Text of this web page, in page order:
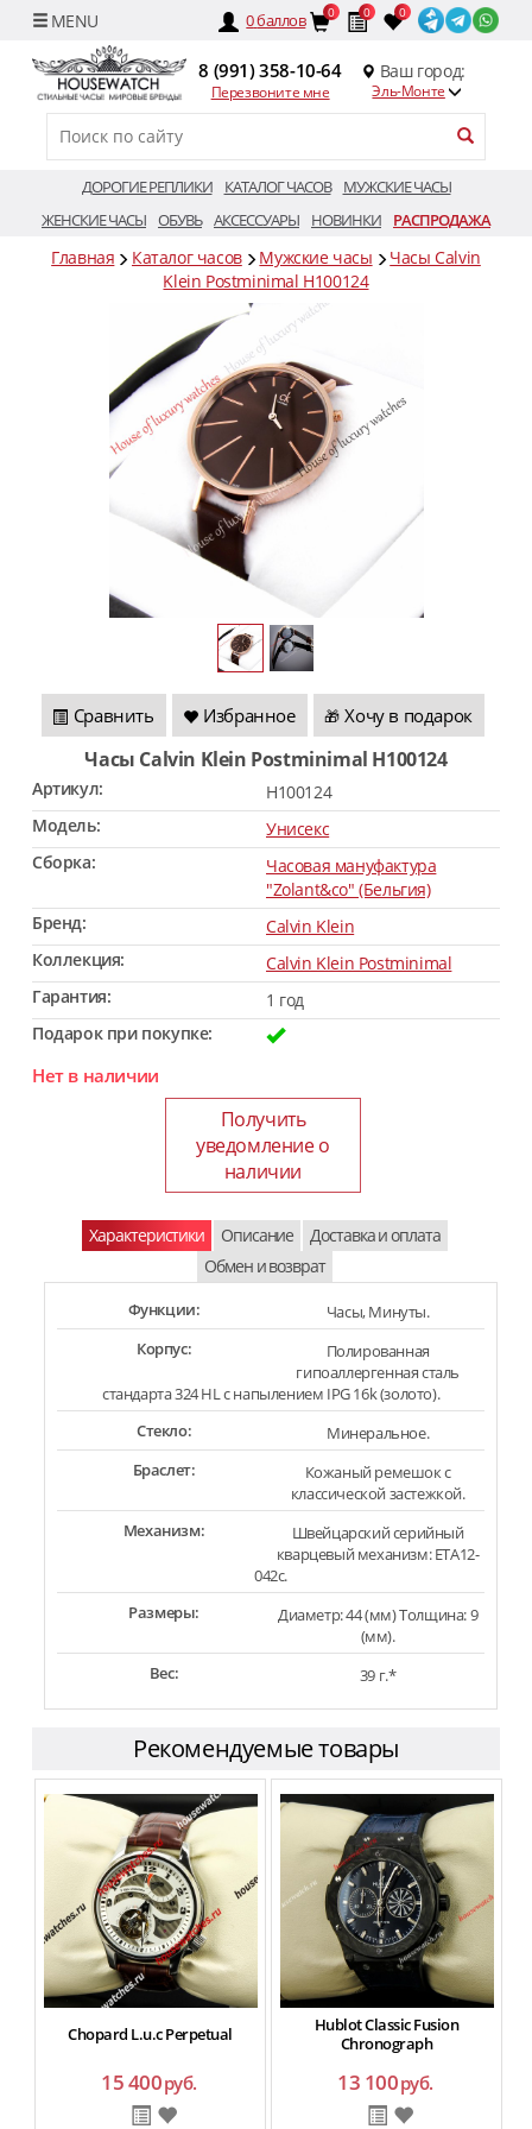
0баллов 0 0 0
8 (991) 358-10-64
Перезвоните мне
Ваш город:
Эль-Монте
ДОРОГИЕ РЕПЛИКИ КАТАЛОГ ЧАСОВ
МУЖСКИЕ ЧАСЫ
ЖЕНСКИЕ ЧАСЫ ОБУВЬ АКСЕССУАРЫ НОВИНКИ РАСПРОДАЖА
Главная Каталог часов Мужские часы
Часы Calvin
Klein Postminimal H100124
Сравнить Избранное 🎁 Хочу в подарок
Часы Calvin Klein Postminimal H100124
Артикул:
H100124
Модель:
Унисекс
Сборка:
Часовая мануфактура
"Zolant&co" (Бельгия)
Бренд:
Calvin Klein
Коллекция:
Calvin Klein Postminimal
Гарантия:
1 год
Подарок при покупке:
Нет в наличии
Получить
уведомление о
наличии
Характеристики Описание
Доставка и оплата
Обмен и возврат
Функции:
Часы, Минуты.
Корпус:
Полированная
гипоаллергенная сталь
стандарта 324 HL с напылением IPG 16k (золото).
Стекло:
Минеральное.
Браслет:
Кожаный ремешок с
классической застежкой.
Механизм:
Швейцарский серийный
кварцевый механизм: ETA12-
042c.
Размеры:
Диаметр: 44 (мм) Толщина: 9
(мм).
Вес:
39 г.*
Рекомендуемые товары
Chopard L.u.c Perpetual
15 400руб.
Hublot Classic Fusion
Chronograph
13 100руб.